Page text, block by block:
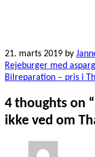
21. marts 2019 by
Rejeburger med
Bilreparation – pris i
4 thoughts on “
ikke ved om